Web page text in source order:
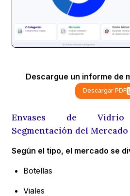
Descargue un informe de
Descargar PDF
Envases de Vidrio
Segmentación del Mercado
Según el tipo, el mercado se
Botellas
Viales